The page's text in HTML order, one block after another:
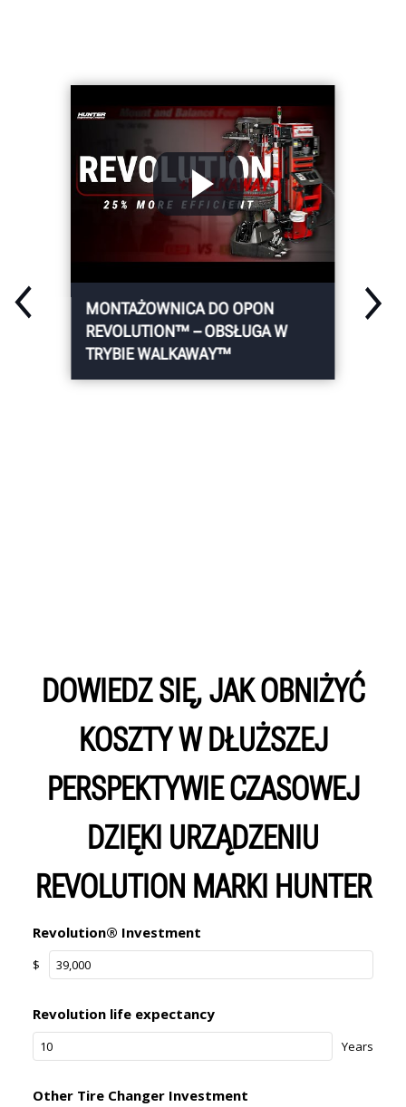
MONTAŻOWNICA DO OPON
REVOLUTION™ – OBSŁUGA W
TRYBIE WALKAWAY™
DOWIEDZ SIĘ, JAK OBNIŻYĆ
KOSZTY W DŁUŻSZEJ
PERSPEKTYWIE CZASOWEJ
DZIĘKI URZĄDZENIU
REVOLUTION MARKI HUNTER